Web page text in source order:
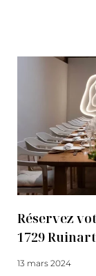
Réservez
1729 Ruinart
13 mars 2024